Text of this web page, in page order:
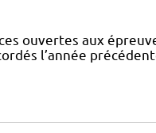
ouvertes aux
l’année